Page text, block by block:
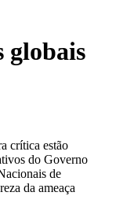
globais
crítica estão
do Governo
de
da ameaça